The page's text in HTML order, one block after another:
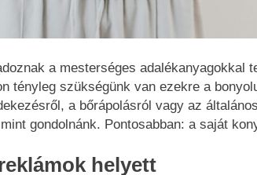
a mesterséges adalékanyagokkal
tényleg szükségünk van ezekre a
a bőrápolásról vagy az
gondolnánk. Pontosabban: a saját
helyett